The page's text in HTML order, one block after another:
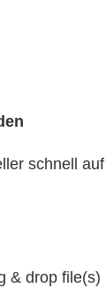
schnell auf
& drop file(s)